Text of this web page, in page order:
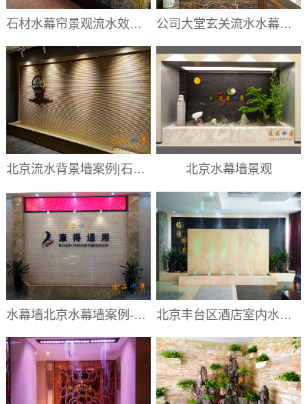
石材水幕帘景观流水效果|水幕帘厂家 公司大堂玄关流水水幕墙|大堂流水背景墙厂家
北京流水背景墙案例|石材水幕墙 北京水幕墙景观
水幕墙北京水幕墙案例-北京康得通用室内石材水幕墙介绍 北京丰台区酒店室内水幕墙